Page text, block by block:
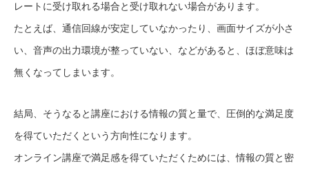
レートに受け取れる場合と受け取れない場合があります。
たとえば、通信回線が安定していなかったり、画面サイズが小さ
い、音声の出力環境が整っていない、などがあると、ほぼ意味は
無くなってしまいます。
結局、そうなると講座における情報の質と量で、圧倒的な満足度
を得ていただくという方向性になります。
オンライン講座で満足感を得ていただくためには、情報の質と密